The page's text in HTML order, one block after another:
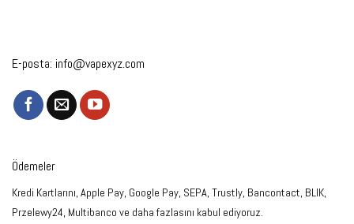
E-posta: info@vapexyz.com
Ödemeler
Kredi Kartlarını, Apple Pay, Google Pay, SEPA, Trustly, Bancontact, BLIK,
Przelewy24, Multibanco ve daha fazlasını kabul ediyoruz.